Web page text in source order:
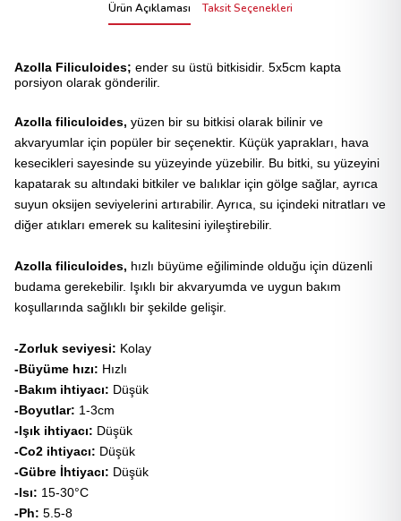
Ürün Açıklaması Taksit Seçenekleri
Azolla Filiculoides; ender su üstü bitkisidir. 5x5cm kapta
porsiyon olarak gönderilir.
Azolla filiculoides, yüzen bir su bitkisi olarak bilinir ve
akvaryumlar için popüler bir seçenektir. Küçük yaprakları, hava
kesecikleri sayesinde su yüzeyinde yüzebilir. Bu bitki, su yüzeyini
kapatarak su altındaki bitkiler ve balıklar için gölge sağlar, ayrıca
suyun oksijen seviyelerini artırabilir. Ayrıca, su içindeki nitratları ve
diğer atıkları emerek su kalitesini iyileştirebilir.
Azolla filiculoides, hızlı büyüme eğiliminde olduğu için düzenli
budama gerekebilir. Işıklı bir akvaryumda ve uygun bakım
koşullarında sağlıklı bir şekilde gelişir.
-Zorluk seviyesi: Kolay
-Büyüme hızı: Hızlı
-Bakım ihtiyacı: Düşük
-Boyutlar: 1-3cm
-Işık ihtiyacı: Düşük
-Co2 ihtiyacı: Düşük
-Gübre İhtiyacı: Düşük
-Isı: 15-30°C
-Ph: 5.5-8